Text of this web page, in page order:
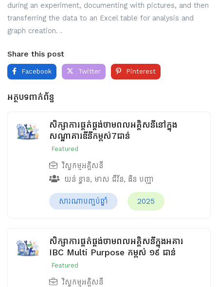
during an experiment, documenting with pictures, and then
transferring the data to an Excel table for analysis and
graph creation. .
Share this post
Facebook Twitter Pinterest
អត្ថបទពាក់ព័ន្ធ
សិក្សាការផ្គត់ផ្គង់ថាមពលអគ្គិសនីនៅក្នុង
សណ្ឋាគារឌីនីកម្ពស់7ជាន់
Featured
វិស្វកម្មអគ្គិសនី
យន់ ខ្នាន, មាស ជីវ័ន, ងិន បញ្ញា
សារណាបញ្ចប់ឆ្នាំ 2025
សិក្សាការផ្គត់ផ្គង់ថាមពលអគ្គិសនីក្នុងអគារ
IBC Multi Purpose កម្ពស់ ១៩ ជាន់
Featured
វិស្វកម្មអគ្គិសនី